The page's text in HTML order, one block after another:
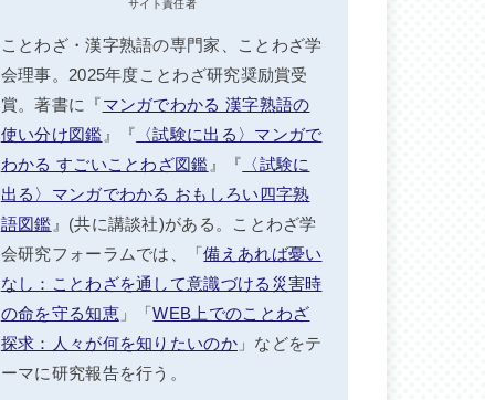
サイト責任者
ことわざ・漢字熟語の専門家、ことわざ学
会理事。2025年度ことわざ研究奨励賞受
賞。著書に『マンガでわかる 漢字熟語の
使い分け図鑑 』『 〈試験に出る〉マンガで
わかる すごいことわざ図鑑 』『 〈試験に
出る〉マンガでわかる おもしろい四字熟
語図鑑 』(共に講談社)がある。ことわざ学
会研究フォーラムでは、「備えあれば憂い
なし：ことわざを通して意識づける災害時
の命を守る知恵」「WEB上でのことわざ
探求：人々が何を知りたいのか」などをテ
ーマに研究報告を行う。